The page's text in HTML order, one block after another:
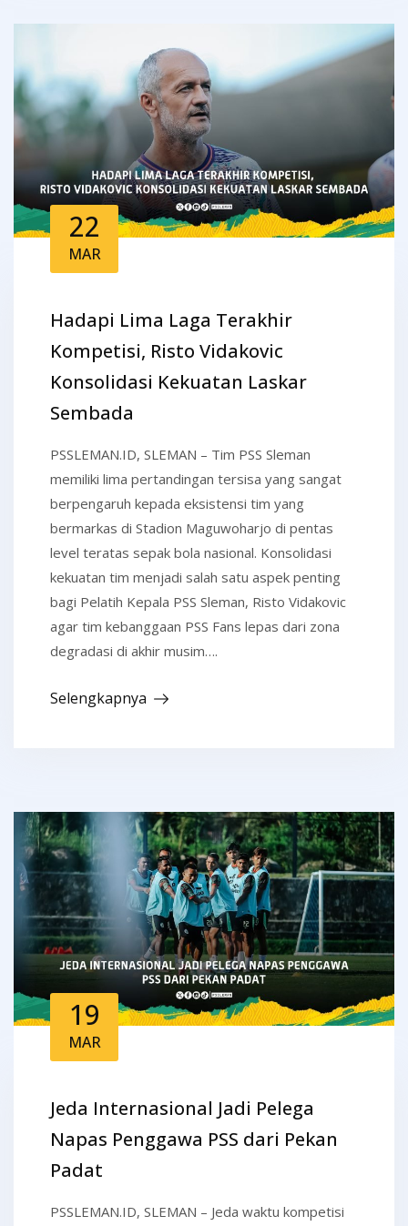
22
MAR
Hadapi Lima Laga Terakhir
Kompetisi, Risto Vidakovic
Konsolidasi Kekuatan Laskar
Sembada
PSSLEMAN.ID, SLEMAN – Tim PSS Sleman
memiliki lima pertandingan tersisa yang sangat
berpengaruh kepada eksistensi tim yang
bermarkas di Stadion Maguwoharjo di pentas
level teratas sepak bola nasional. Konsolidasi
kekuatan tim menjadi salah satu aspek penting
bagi Pelatih Kepala PSS Sleman, Risto Vidakovic
agar tim kebanggaan PSS Fans lepas dari zona
degradasi di akhir musim….
Selengkapnya
19
MAR
Jeda Internasional Jadi Pelega
Napas Penggawa PSS dari Pekan
Padat
PSSLEMAN.ID, SLEMAN – Jeda waktu kompetisi